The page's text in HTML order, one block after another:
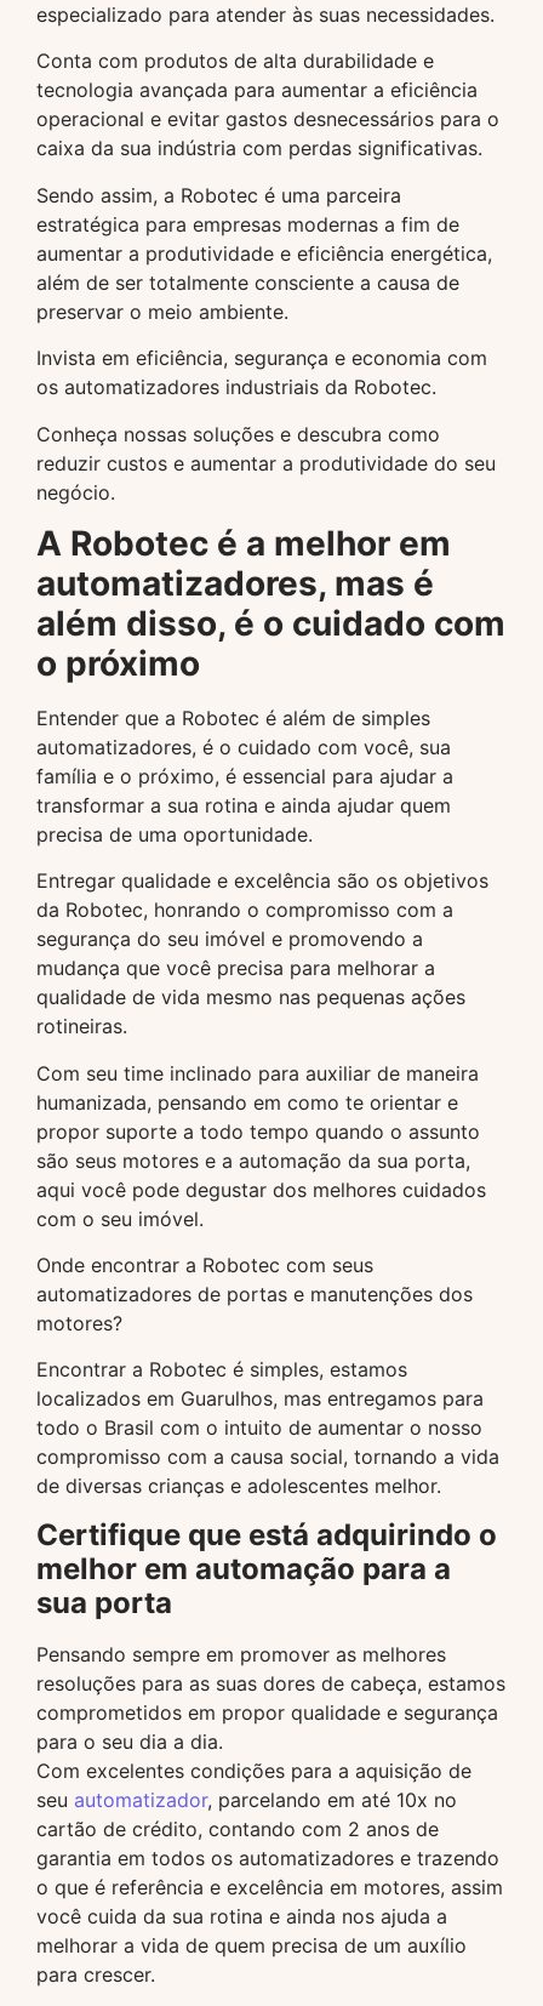
especializado para atender às suas necessidades.
Conta com produtos de alta durabilidade e
tecnologia avançada para aumentar a eficiência
operacional e evitar gastos desnecessários para o
caixa da sua indústria com perdas significativas.
Sendo assim, a Robotec é uma parceira
estratégica para empresas modernas a fim de
aumentar a produtividade e eficiência energética,
além de ser totalmente consciente a causa de
preservar o meio ambiente.
Invista em eficiência, segurança e economia com
os automatizadores industriais da Robotec.
Conheça nossas soluções e descubra como
reduzir custos e aumentar a produtividade do seu
negócio.
A Robotec é a melhor em
automatizadores, mas é
além disso, é o cuidado com
o próximo
Entender que a Robotec é além de simples
automatizadores, é o cuidado com você, sua
família e o próximo, é essencial para ajudar a
transformar a sua rotina e ainda ajudar quem
precisa de uma oportunidade.
Entregar qualidade e excelência são os objetivos
da Robotec, honrando o compromisso com a
segurança do seu imóvel e promovendo a
mudança que você precisa para melhorar a
qualidade de vida mesmo nas pequenas ações
rotineiras.
Com seu time inclinado para auxiliar de maneira
humanizada, pensando em como te orientar e
propor suporte a todo tempo quando o assunto
são seus motores e a automação da sua porta,
aqui você pode degustar dos melhores cuidados
com o seu imóvel.
Onde encontrar a Robotec com seus
automatizadores de portas e manutenções dos
motores?
Encontrar a Robotec é simples, estamos
localizados em Guarulhos, mas entregamos para
todo o Brasil com o intuito de aumentar o nosso
compromisso com a causa social, tornando a vida
de diversas crianças e adolescentes melhor.
Certifique que está adquirindo o
melhor em automação para a
sua porta
Pensando sempre em promover as melhores
resoluções para as suas dores de cabeça, estamos
comprometidos em propor qualidade e segurança
para o seu dia a dia.
Com excelentes condições para a aquisição de
seu automatizador, parcelando em até 10x no
cartão de crédito, contando com 2 anos de
garantia em todos os automatizadores e trazendo
o que é referência e excelência em motores, assim
você cuida da sua rotina e ainda nos ajuda a
melhorar a vida de quem precisa de um auxílio
para crescer.